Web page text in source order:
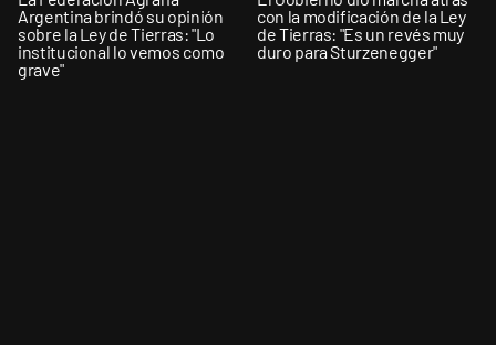
Argentina brindó su opinión
sobre la Ley de Tierras: "Lo
institucional lo vemos como
grave"
con la modificación de la Ley
de Tierras: "Es un revés muy
duro para Sturzenegger"